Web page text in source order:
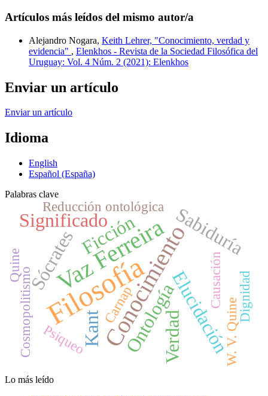
Artículos más leídos del mismo autor/a
Alejandro Nogara, Keith Lehrer, "Conocimiento, verdad y
evidencia" , Elenkhos - Revista de la Sociedad Filosófica del
Uruguay: Vol. 4 Núm. 2 (2021): Elenkhos
Enviar un artículo
Enviar un artículo
Idioma
English
Español (España)
Palabras clave
Filosofía
Conocimiento
Vaz Ferreira
Ontología
Kant
Sócrates
Verdad
Elucidación
Ficción
Significado Sabiduría
Reducción ontológica
W. V. Quine
Causación
Cosmopolitismo Carnap
Psiqueo
Quine
Dignidad
Lo más leído